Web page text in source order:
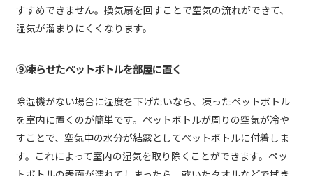
すすめできません。換気扇を回すことで空気の流れができて、
湿気が溜まりにくくなります。
⑨凍らせたペットボトルを部屋に置く
除湿機がない場合に湿度を下げたいなら、凍ったペットボトル
を室内に置くのが簡単です。ペットボトルが周りの空気が冷や
すことで、空気中の水分が結露としてペットボトルに付着しま
す。これによって室内の湿気を取り除くことができます。ペッ